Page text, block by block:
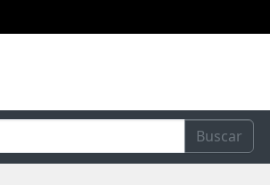
Buscar